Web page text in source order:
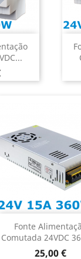
Fonte
Comutada 24VDC
Preço
25,00 €